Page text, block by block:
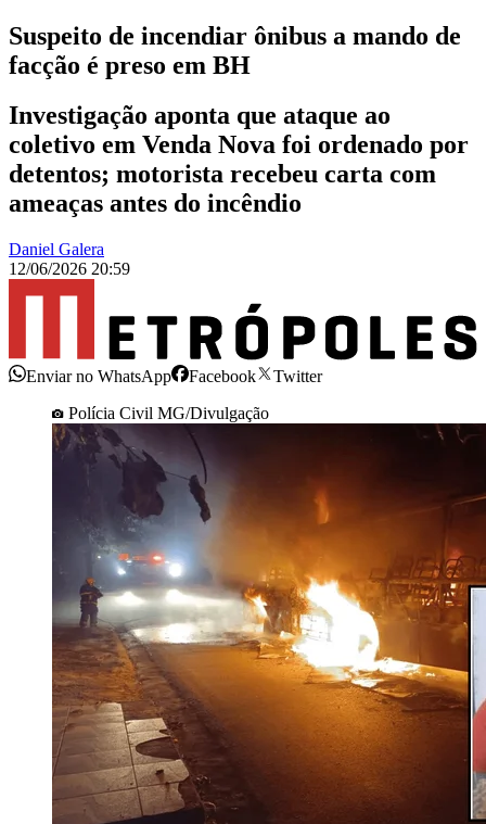
Suspeito de incendiar ônibus a mando de
facção é preso em BH
Investigação aponta que ataque ao
coletivo em Venda Nova foi ordenado por
detentos; motorista recebeu carta com
ameaças antes do incêndio
Daniel Galera
12/06/2026 20:59
Enviar no WhatsApp Facebook
Twitter
Polícia Civil MG/Divulgação